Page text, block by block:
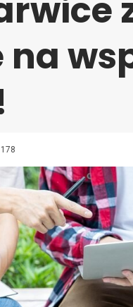
na
178